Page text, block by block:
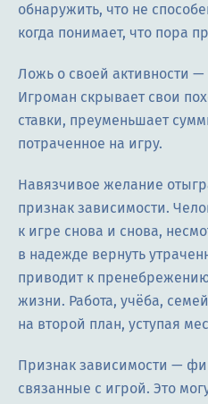
обнаружить, что не
когда понимает, что пора
Ложь о своей активности
Игроман скрывает свои
ставки, преуменьшает
потраченное на игру.
Навязчивое желание
признак зависимости.
к игре снова и снова,
в надежде вернуть
приводит к
жизни. Работа, учёба,
на второй план, уступая
Признак зависимости —
связанные с игрой. Это